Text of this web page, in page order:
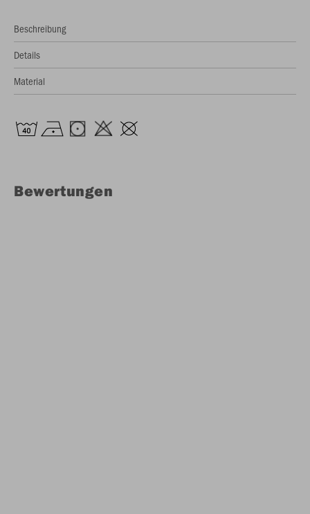
Beschreibung
Details
Material
Bewertungen